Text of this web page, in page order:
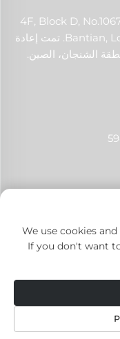
412, 4F, Block D,
Bantian, Longgang District, Shenzhen, China. تمت إعادة
We use cookies
If you don't want